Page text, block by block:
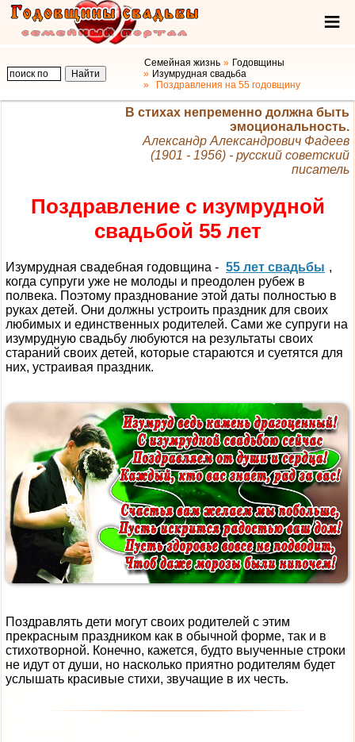
Семейная жизнь
Годовщины
Изумрудная свадьба
Поздравления на 55 годовщину
В стихах непременно должна быть
эмоциональность.
Александр Александрович Фадеев
(1901 - 1956) - русский советский
писатель
Поздравление с изумрудной
свадьбой 55 лет
Изумрудная свадебная годовщина - 55 лет свадьбы ,
когда супруги уже не молоды и преодолен рубеж в
полвека. Поэтому празднование этой даты полностью в
руках детей. Они должны устроить праздник для своих
любимых и единственных родителей. Сами же супруги на
изумрудную свадьбу любуются на результаты своих
стараний своих детей, которые стараются и суетятся для
них, устраивая праздник.
Поздравлять дети могут своих родителей с этим
прекрасным праздником как в обычной форме, так и в
стихотворной. Конечно, кажется, будто выученные строки
не идут от души, но насколько приятно родителям будет
услышать красивые стихи, звучащие в их честь.